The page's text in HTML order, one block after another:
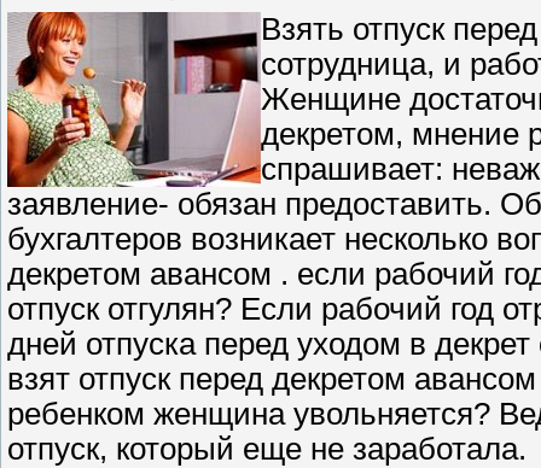
Взять отпуск
сотрудница, и
Женщине
декретом, мнение
спрашивает:
заявление- обязан предоставить.
бухгалтеров возникает несколько
декретом авансом . если рабочий
отпуск отгулян? Если рабочий год
дней отпуска перед уходом в
взят отпуск перед декретом
ребенком женщина увольняется?
отпуск, который еще не заработала.